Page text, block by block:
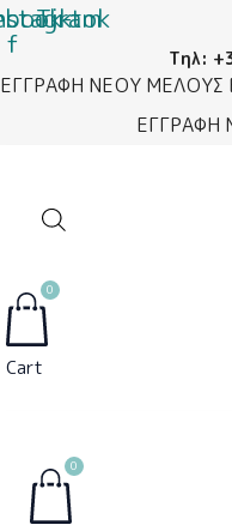
Μετάβαση
στο
f
Tiktok
Τηλ:
ΕΓΓΡΑΦΗ ΝΕΟΥ ΜΕΛΟΥΣ
ΕΓΓΡΑΦΗ
0
Cart
0